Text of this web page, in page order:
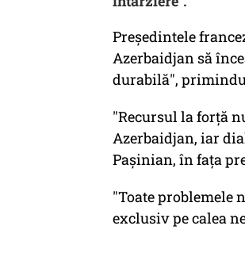
Preşedintele
Azerbaidjan să
durabilă",
"Recursul la forţă
Azerbaidjan, iar
Paşinian, în faţa
"Toate problemele
exclusiv pe calea